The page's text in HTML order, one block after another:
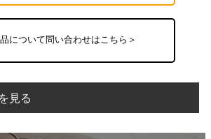
について問い合わせはこちら＞
見る